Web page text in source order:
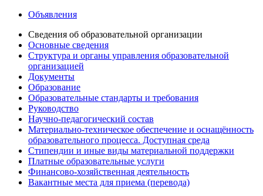
Объявления
Сведения об образовательной организации
Основные сведения
Структура и органы управления образовательной
организацией
Документы
Образование
Образовательные стандарты и требования
Руководство
Научно-педагогический состав
Материально-техническое обеспечение и оснащённость
образовательного процесса. Доступная среда
Стипендии и иные виды материальной поддержки
Платные образовательные услуги
Финансово-хозяйственная деятельность
Вакантные места для приема (перевода)